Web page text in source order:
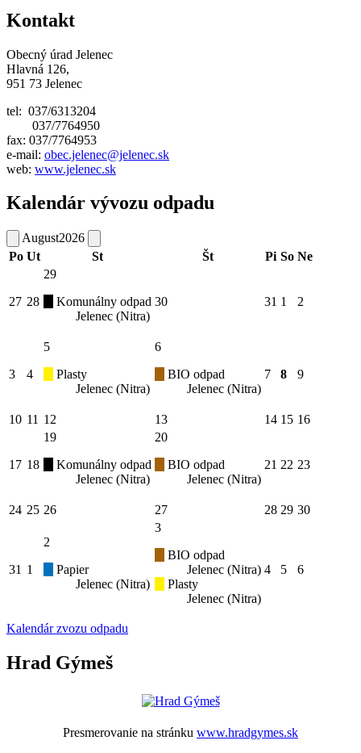
Kontakt
Obecný úrad Jelenec
Hlavná 126,
951 73 Jelenec
tel: 037/6313204
037/7764950
fax: 037/7764953
e-mail: obec.jelenec@jelenec.sk
web: www.jelenec.sk
Kalendár vývozu odpadu
August2026
Po Ut St Št Pi So Ne
27 28
29
Komunálny odpad
Jelenec (Nitra)
30 31 1 2
3 4
5
Plasty
Jelenec (Nitra)
6
BIO odpad
Jelenec (Nitra)
7 8 9
10 11 12 13 14 15 16
17 18
19
Komunálny odpad
Jelenec (Nitra)
20
BIO odpad
Jelenec (Nitra)
21 22 23
24 25 26 27 28 29 30
31 1
2
Papier
Jelenec (Nitra)
3
BIO odpad
Jelenec (Nitra)
Plasty
Jelenec (Nitra)
4 5 6
Kalendár zvozu odpadu
Hrad Gýmeš
Presmerovanie na stránku www.hradgymes.sk